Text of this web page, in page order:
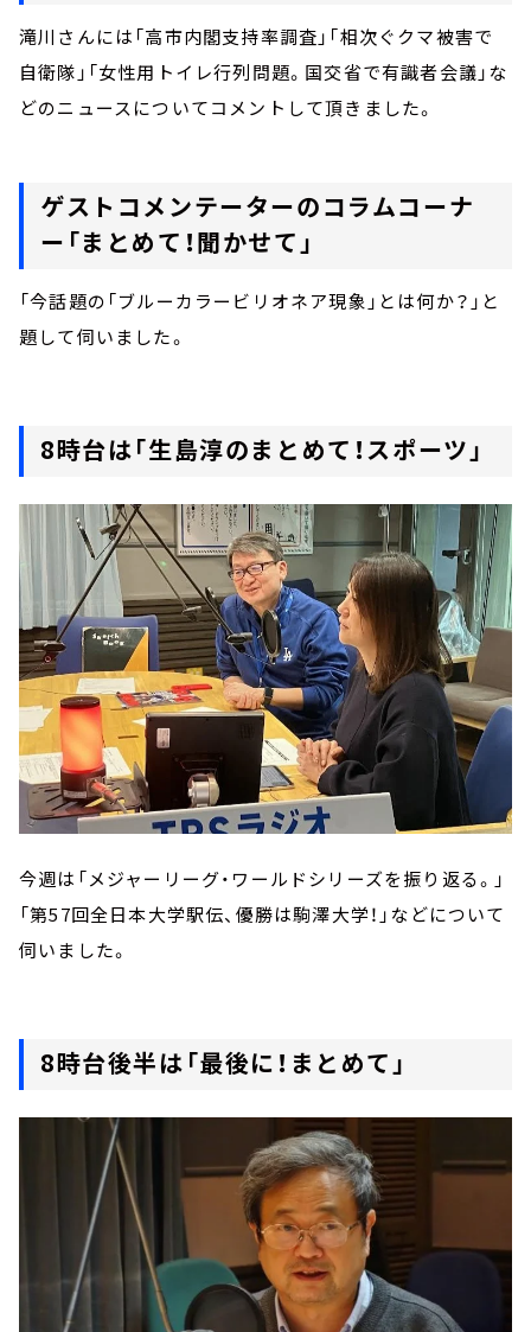
滝川さんには「高市内閣支持率調査」「相次ぐクマ被害で
自衛隊」「女性用トイレ行列問題。国交省で有識者会議」な
どのニュースについてコメントして頂きました。
ゲストコメンテーターのコラムコーナ
ー「まとめて！聞かせて」
「今話題の「ブルーカラービリオネア現象」とは何か？」と
題して伺いました。
8時台は「生島淳のまとめて！スポーツ」
今週は「メジャーリーグ・ワールドシリーズを振り返る。」
「第57回全日本大学駅伝、優勝は駒澤大学！」などについて
伺いました。
8時台後半は「最後に！まとめて」